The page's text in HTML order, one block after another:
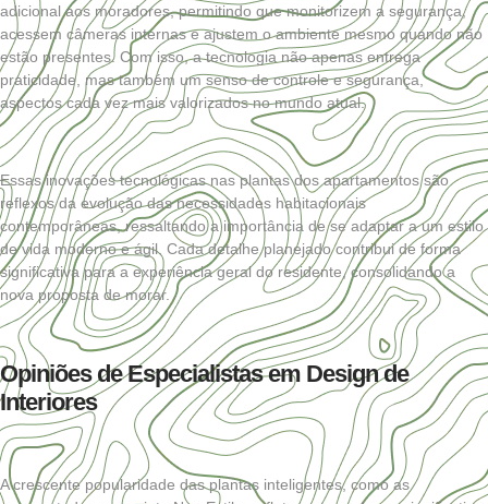
adicional aos moradores, permitindo que monitorizem a segurança,
acessem câmeras internas e ajustem o ambiente mesmo quando não
estão presentes. Com isso, a tecnologia não apenas entrega
praticidade, mas também um senso de controle e segurança,
aspectos cada vez mais valorizados no mundo atual.
Essas inovações tecnológicas nas plantas dos apartamentos são
reflexos da evolução das necessidades habitacionais
contemporâneas, ressaltando a importância de se adaptar a um estilo
de vida moderno e ágil. Cada detalhe planejado contribui de forma
significativa para a experiência geral do residente, consolidando a
nova proposta de morar.
Opiniões de Especialistas em Design de
Interiores
A crescente popularidade das plantas inteligentes, como as